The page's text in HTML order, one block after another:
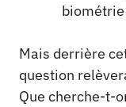
biométrie
Mais derrière
question
Que cherche-t-